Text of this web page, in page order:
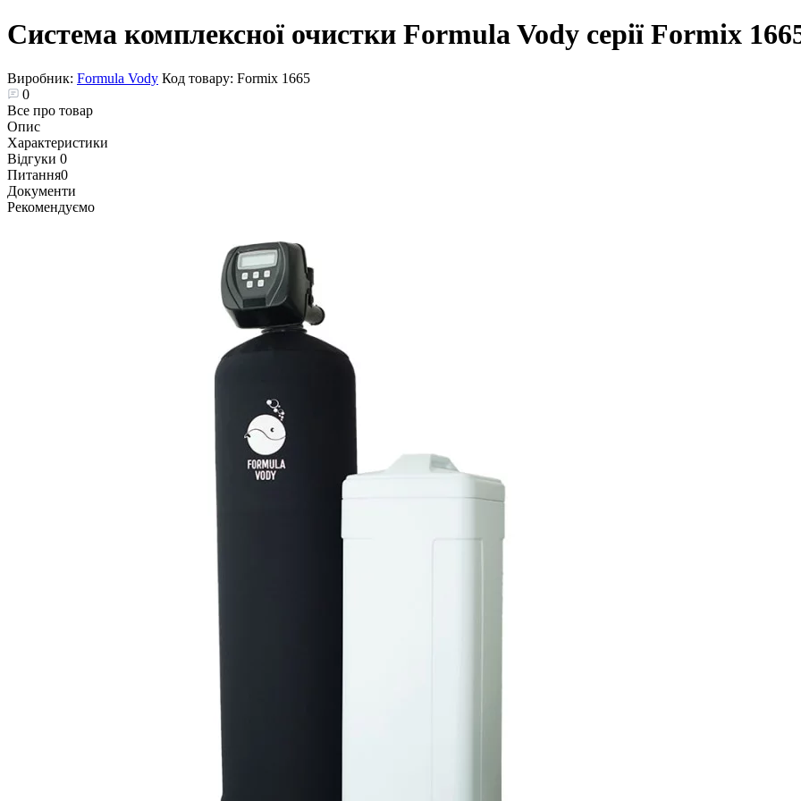
Система комплексної очистки Formula Vody серії Formix
Виробник: Formula Vody Код товару: Formix 1665
0
Все про товар
Опис
Характеристики
Відгуки 0
Питання0
Документи
Рекомендуємо